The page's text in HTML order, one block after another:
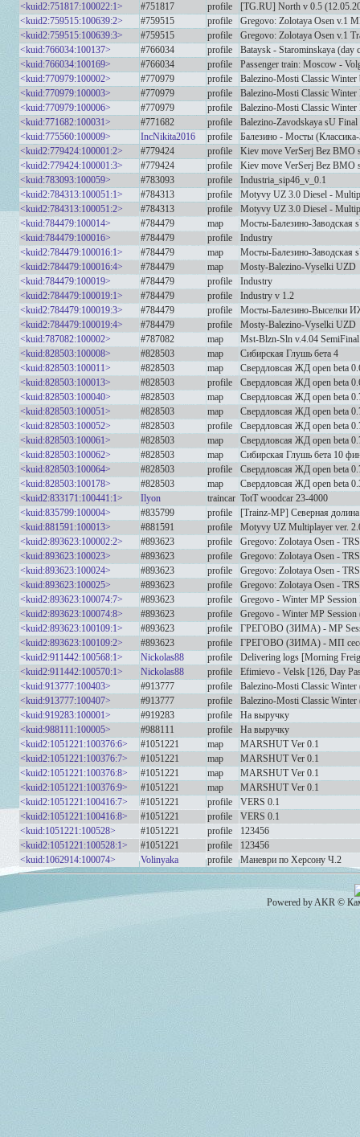
<kuid2:751817:100022:1>
#751817 profile
[TG.RU] North v 0.5
<kuid2:759515:100639:2>
#759515 profile
Gregovo: Zolotaya Osen v.1
<kuid2:759515:100639:3>
#759515 profile
Gregovo: Zolotaya Osen v.1
<kuid:766034:100137>
#766034 profile
Bataysk - Starominskaya (day
<kuid:766034:100169>
#766034 profile
Passenger train: Moscow -
<kuid:770979:100002>
#770979 profile
Balezino-Mosti Classic
<kuid:770979:100003>
#770979 profile
Balezino-Mosti Classic
<kuid:770979:100006>
#770979 profile
Balezino-Mosti Classic
<kuid:771682:100031>
#771682 profile
Balezino-Zavodskaya sU
<kuid:775560:100009>
IncNikita2016 profile
Балезино - Мосты
<kuid2:779424:100001:2>
#779424 profile
Kiev move VerSerj Bez BMO
<kuid2:779424:100001:3>
#779424 profile
Kiev move VerSerj Bez BMO
<kuid:783093:100059>
#783093 profile
Industria_sip46_v_0.1
<kuid2:784313:100051:1>
#784313 profile
Motyvy UZ 3.0 Diesel -
<kuid2:784313:100051:2>
#784313 profile
Motyvy UZ 3.0 Diesel -
<kuid:784479:100014>
#784479 map
Мосты-Балезино-
<kuid:784479:100016>
#784479 profile
Industry
<kuid2:784479:100016:1>
#784479 map
Мосты-Балезино-
<kuid2:784479:100016:4>
#784479 map
Mosty-Balezino-Vyselki UZD
<kuid:784479:100019>
#784479 profile
Industry
<kuid2:784479:100019:1>
#784479 profile
Industry v 1.2
<kuid2:784479:100019:3>
#784479 profile
Мосты-Балезино-Выселки
<kuid2:784479:100019:4>
#784479 profile
Mosty-Balezino-Vyselki UZD
<kuid:787082:100002>
#787082 map
Mst-Blzn-Sln v.4.04
<kuid:828503:100008>
#828503 map
Сибирская Глушь бета 4
<kuid:828503:100011>
#828503 map
Свердловсая ЖД open beta
<kuid:828503:100013>
#828503 profile
Свердловсая ЖД open beta
<kuid:828503:100040>
#828503 map
Свердловсая ЖД open beta
<kuid:828503:100051>
#828503 map
Свердловсая ЖД open beta
<kuid:828503:100052>
#828503 profile
Свердловсая ЖД open beta
<kuid:828503:100061>
#828503 map
Свердловсая ЖД open beta
<kuid:828503:100062>
#828503 map
Сибирская Глушь бета 10
<kuid:828503:100064>
#828503 profile
Свердловсая ЖД open beta
<kuid:828503:100178>
#828503 map
Свердловсая ЖД open beta
<kuid2:833171:100441:1>
Ilyon traincar TotT woodcar 23-4000
<kuid:835799:100004>
#835799 profile
[Trainz-MP] Северная
<kuid:881591:100013>
#881591 profile
Motyvy UZ Multiplayer ver.
<kuid2:893623:100002:2>
#893623 profile
Gregovo: Zolotaya Osen -
<kuid:893623:100023>
#893623 profile
Gregovo: Zolotaya Osen -
<kuid:893623:100024>
#893623 profile
Gregovo: Zolotaya Osen -
<kuid:893623:100025>
#893623 profile
Gregovo: Zolotaya Osen -
<kuid2:893623:100074:7>
#893623 profile
Gregovo - Winter MP Session
<kuid2:893623:100074:8>
#893623 profile
Gregovo - Winter MP Session
<kuid2:893623:100109:1>
#893623 profile
ГРЕГОВО (ЗИМА) - MP
<kuid2:893623:100109:2>
#893623 profile
ГРЕГОВО (ЗИМА) - МП
<kuid2:911442:100568:1>
Nickolas88 profile
Delivering logs [Morning
<kuid2:911442:100570:1>
Nickolas88 profile
Efimievo - Velsk [126, Day
<kuid:913777:100403>
#913777 profile
Balezino-Mosti Classic
<kuid:913777:100407>
#913777 profile
Balezino-Mosti Classic
<kuid:919283:100001>
#919283 profile
На выручку
<kuid:988111:100005>
#988111 profile
На выручку
<kuid2:1051221:100376:6>
#1051221 map
MARSHUT Ver 0.1
<kuid2:1051221:100376:7>
#1051221 map
MARSHUT Ver 0.1
<kuid2:1051221:100376:8>
#1051221 map
MARSHUT Ver 0.1
<kuid2:1051221:100376:9>
#1051221 map
MARSHUT Ver 0.1
<kuid2:1051221:100416:7>
#1051221 profile
VERS 0.1
<kuid2:1051221:100416:8>
#1051221 profile
VERS 0.1
<kuid:1051221:100528>
#1051221 profile
123456
<kuid2:1051221:100528:1>
#1051221 profile
123456
<kuid:1062914:100074>
Volinyaka profile Маневри по Херсону Ч.2
Powered by AKR ©